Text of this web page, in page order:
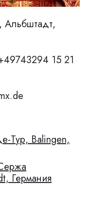
Альбштадт,
15 21
Тур, Balingen,
Германия